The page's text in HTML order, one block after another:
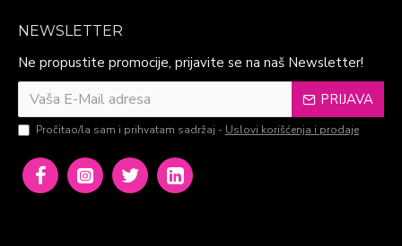
NEWSLETTER
Ne propustite promocije, prijavite se na naš Newsletter!
PRIJAVA
Pročitao/la sam i prihvatam sadržaj - Uslovi korišćenja i prodaje